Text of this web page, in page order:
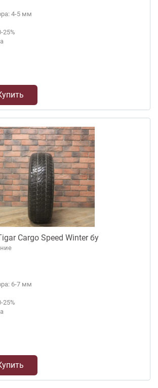
4-5 мм
25%
Cargo Speed Winter бу
6-7 мм
25%